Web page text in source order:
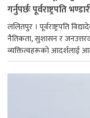
गर्नुपर्छः पूर्वराष्ट्रपति
ललितपुर । पूर्वराष्ट्रपति
नैतिकता, सुशासन र
व्यक्तित्वहरूको आदर्शलाई